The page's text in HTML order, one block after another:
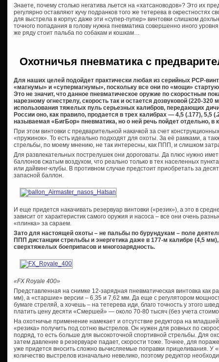
Знаете, почему столько негатива льется на «хатсановодов»? Это их
регулярно оставляют кучу подранков того же тетерева в окрестностях
для выстрела в корпус даже эти «супер-пупер» винтовки слишком
точного попадания в голову нужна пневматика совершенно иного
же ряду стоит пальба по собакам и кошкам…
Охотничья пневматика с
Для наших целей подойдет практически любая из серийных PCP-
«магнумы» и «супермагнумы», поскольку все они по «мощи»
Это не значит, что данное пневматическое оружие по скоростным
нарезному огнестрелу, скорость так и остается дозвуковой (220-320
использования тяжелых пуль серьезных калибров, передающих
России оно, как правило, продается в трех калибрах — 4,5 (.177), 5,5
называемая «БигБор» пневматика, но о ней речь пойдет отдельно, в
При этом винтовки с предварительной накачкой за счет
«пружинок». То есть идеально подходят для охоты. За её рамками, а
стрельбы, по моему мнению, не так интересны, как ППП, и слишком
Для развлекательных пострелушек они дороговаты. Да плюс нужно
баллонов сжатым воздухом, что реально только в тех населенных
или дайвинг-клубы. В противном случае предстоит приобретать за
запасной баллон.
И еще придется накачивать резервуар винтовки («резик»), а это в
зависит от характеристик самого оружия и насоса – все они очень
«плинка» за сараем.
Зато для настоящей охоты – не пальбы по бурундукам – поле
ППП дистанции стрельбы и энергетика даже в 177-м калибре (4,5
сверхтяжелых боеприпасов и многозарядность.
«FX Royale 400»
Представленная на снимке 12-зарядная пневматическая винтовка как
мм), а «старшие» версии – 6,35 и 7,62 мм. Да еще с регулятором
бумаге стреляй, а хочешь – на тетерева иди, благо точность у этого
платить цену десяти «Смершей» — около 70-80 тысяч (без учета
На охотничье применение намекает и отсутствие редуктора на
«резика» получить под сотню выстрелов. Он нужен для ровных по
подряд, то есть больше для высокоточной спортивной стрельбы. Для
затем давление в резервуаре падает, скорости тоже. Точнее, для
уже придется вносить сложно вычисляемые поправки прицеливания. У
количество выстрелов изначально невелико, поэтому редуктор